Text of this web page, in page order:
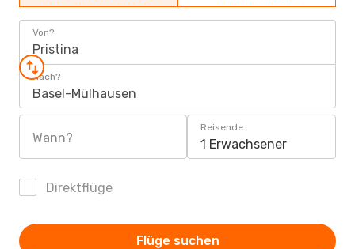
Von?
Pristina
Nach?
Basel-Mülhausen
Wann?
Reisende
1 Erwachsener
Direktflüge
Flüge suchen